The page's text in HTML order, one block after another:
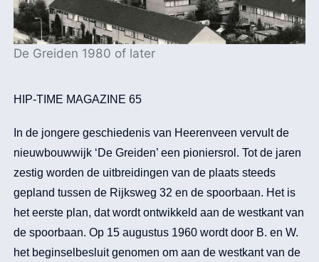
De Greiden 1980 of later
HIP-TIME MAGAZINE 65
In de jongere geschiedenis van Heerenveen vervult de
nieuwbouwwijk ‘De Greiden’ een pioniersrol. Tot de jaren
zestig worden de uitbreidingen van de plaats steeds
gepland tussen de Rijksweg 32 en de spoorbaan. Het is
het eerste plan, dat wordt ontwikkeld aan de westkant van
de spoorbaan. Op 15 augustus 1960 wordt door B. en W.
het beginselbesluit genomen om aan de westkant van de